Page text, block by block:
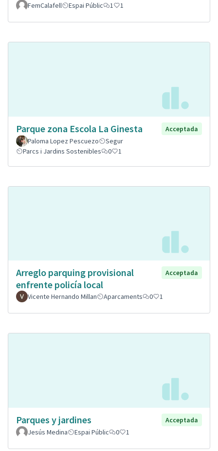
FemCalafell Espai Públic 1 1
Parque zona Escola La Ginesta
Acceptada
Paloma Lopez Pescuezo
Segur
Parcs i Jardins Sostenibles
0 1
Arreglo parquing provisional
enfrente policía local
Acceptada
Vicente Hernando Millan Aparcaments 0 1
Parques y jardines
Acceptada
Jesús Medina
Espai Públic 0 1